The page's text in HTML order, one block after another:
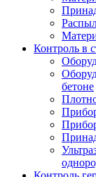
Контроль в
бетоне